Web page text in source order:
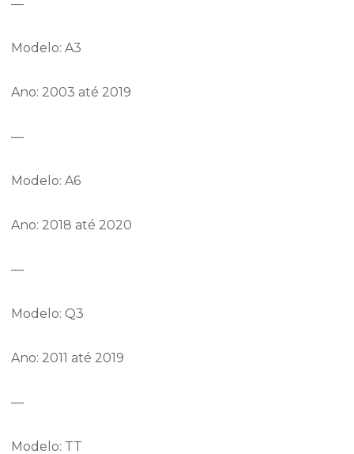
—
Modelo: A3
Ano: 2003 até 2019
—
Modelo: A6
Ano: 2018 até 2020
—
Modelo: Q3
Ano: 2011 até 2019
—
Modelo: TT